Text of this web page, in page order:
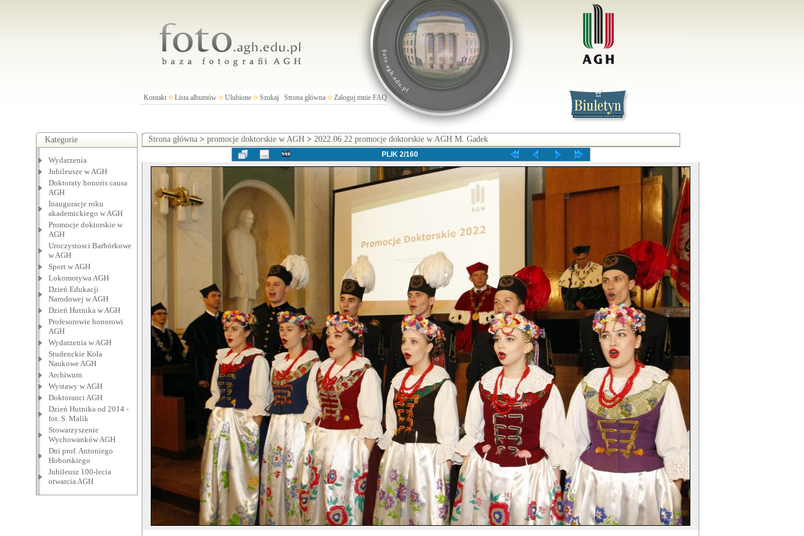
Kontakt Lista albumów Ulubione Szukaj Strona główna Zaloguj mnie FAQ
Kategorie
Wydarzenia
Jubileusze w AGH
Doktoraty honoris causa
AGH
Inauguracje roku
akademickiego w AGH
Promocje doktorskie w
AGH
Uroczystosci Barbórkowe
w AGH
Sport w AGH
Lokomotywa AGH
Dzień Edukacji
Narodowej w AGH
Dzień Hutnika w AGH
Profesorowie honorowi
AGH
Wydarzenia w AGH
Studenckie Koła
Naukowe AGH
Archiwum
Wystawy w AGH
Doktoranci AGH
Dzień Hutnika od 2014 -
fot. S. Malik
Stowarzyszenie
Wychowanków AGH
Dni prof. Antoniego
Hoborskiego
Jubileusz 100-lecia
otwarcia AGH
Strona główna> promocje doktorskie w AGH> 2022.06.22 promocje doktorskie w AGH M. Gadek
PLIK 2/160